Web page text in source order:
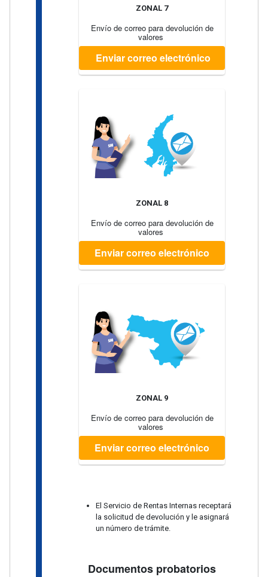
ZONAL 7
Envío de correo para devolución de
valores
Enviar correo electrónico
ZONAL 8
Envío de correo para devolución de
valores
Enviar correo electrónico
ZONAL 9
Envío de correo para devolución de
valores
Enviar correo electrónico
El Servicio de Rentas Internas receptará
la solicitud de devolución y le asignará
un número de trámite.
Documentos probatorios